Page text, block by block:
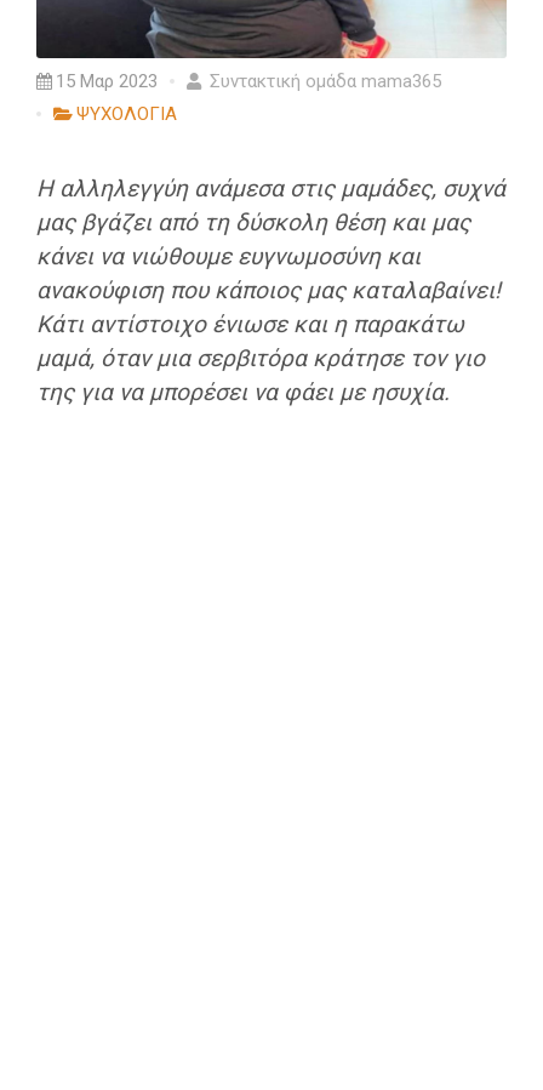
15 Μαρ 2023
Συντακτική ομάδα mama365
ΨΥΧΟΛΟΓΙΑ
Η αλληλεγγύη ανάμεσα στις μαμάδες, συχνά
μας βγάζει από τη δύσκολη θέση και μας
κάνει να νιώθουμε ευγνωμοσύνη και
ανακούφιση που κάποιος μας καταλαβαίνει!
Κάτι αντίστοιχο ένιωσε και η παρακάτω
μαμά, όταν μια σερβιτόρα κράτησε τον γιο
της για να μπορέσει να φάει με ησυχία.